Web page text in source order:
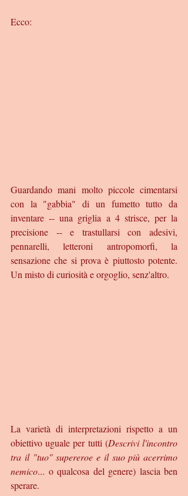
Ecco:
Guardando mani molto piccole cimentarsi
con la "gabbia" di un fumetto tutto da
inventare -- una griglia a 4 strisce, per la
precisione -- e trastullarsi con adesivi,
pennarelli, letteroni antropomorfi, la
sensazione che si prova è piuttosto potente.
Un misto di curiosità e orgoglio, senz'altro.
La varietà di interpretazioni rispetto a un
obiettivo uguale per tutti (Descrivi l'incontro
tra il "tuo" supereroe e il suo più acerrimo
nemico... o qualcosa del genere) lascia ben
sperare.